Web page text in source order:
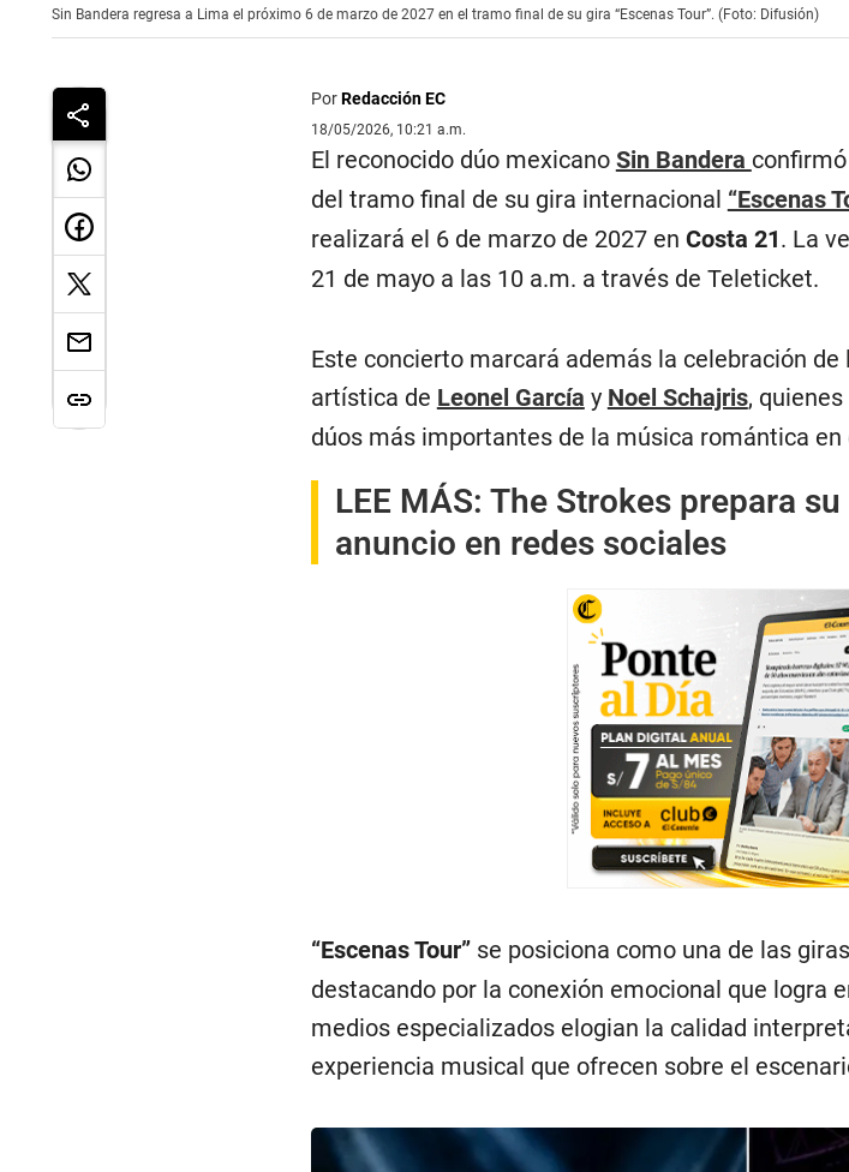
Sin Bandera regresa a Lima el próximo 6 de marzo de 2027 en el tramo final de su gira “Escenas Tour”. (Foto: Difusión)
PorRedacción EC
18/05/2026, 10:21 a.m.
El reconocido dúo mexicano Sin Bandera
del tramo final de su gira internacional “Escenas
realizará el 6 de marzo de 2027 en Costa 21. La
21 de mayo a las 10 a.m. a través de Teleticket.
Este concierto marcará además la celebración
artística de Leonel García y Noel Schajris,
dúos más importantes de la música romántica en
LEE MÁS: The Strokes prepara
anuncio en redes sociales
“Escenas Tour”se posiciona como una de las
destacando por la conexión emocional que logra
medios especializados elogian la calidad
experiencia musical que ofrecen sobre el